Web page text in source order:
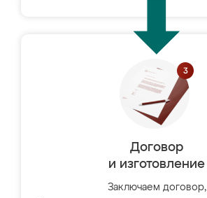
Договор
и изготовление
Заключаем договор,